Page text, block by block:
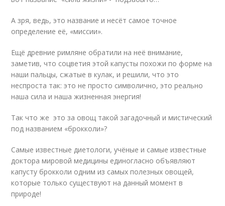
А зря, ведь, это название и несёт самое точное
определение её, «миссии».
Ещё древние римляне обратили на неё внимание,
заметив, что соцветия этой капусты похожи по форме на
наши пальцы, сжатые в кулак, и решили, что это
неспроста так: это не просто символично, это реально
наша сила и наша жизненная энергия!
Так что же это за овощ такой загадочный и мистический
под названием «брокколи»?
Самые известные диетологи, учёные и самые известные
доктора мировой медицины единогласно объявляют
капусту брокколи одним из самых полезных овощей,
которые только существуют на данный момент в
природе!